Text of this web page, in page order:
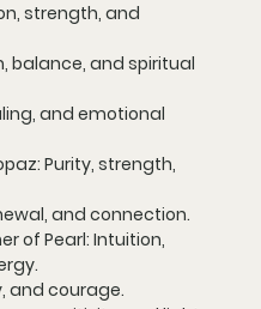
strength, and
balance, and spiritual
and emotional
Purity, strength,
and connection.
of Pearl: Intuition,
and courage.